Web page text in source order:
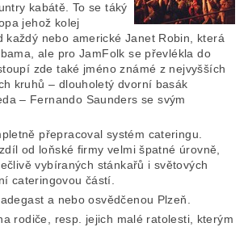
kabátě. To se táký
jehož kolej
každý nebo americké Janet Robin, která
ale pro JamFolk se převlékla do
zde také jméno známé z nejvyšších
kruhů – dlouholetý dvorní basák
– Fernando Saunders se svým
přepracoval systém cateringu.
od loňské firmy velmi špatné úrovně,
vybíraných stánkařů i světových
cateringovou částí.
a nebo osvědčenou Plzeň.
rodiče, resp. jejich malé ratolesti, kterým